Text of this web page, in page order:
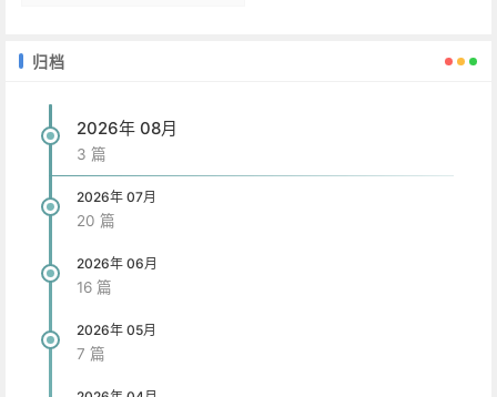
归档
2026年 08月
3 篇
2026年 07月
20 篇
2026年 06月
16 篇
2026年 05月
7 篇